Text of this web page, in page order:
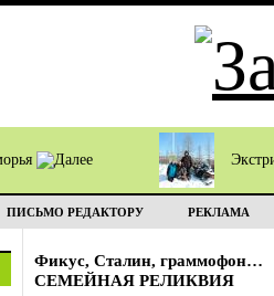
ПИСЬМО РЕДАКТОРУ РЕКЛАМА
Фикус, Сталин, граммофон…
СЕМЕЙНАЯ РЕЛИКВИЯ